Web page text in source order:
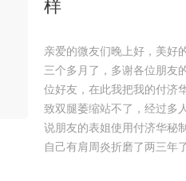
亲爱的微友们晚上好，美好
三个多月了，多谢各位朋友
位好友，在此我把我的付济
致双腿萎缩站不了，经过多
说朋友的表姐使用付济华秘
自己有肩周炎折磨了两三年